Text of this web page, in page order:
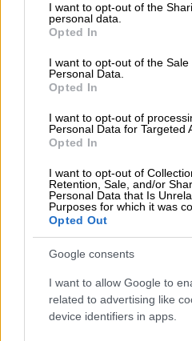
not limited to your visit or usage
grant or deny consent to
use your data for below
consent section.
I want to opt-out of the
personal data.
Opted In
I want to opt-out of the Sale
Personal Data.
Opted In
I want to opt-out of
Personal Data for Targeted
Opted In
I want to opt-out of
Retention, Sale, and/or
Personal Data that Is
Purposes for which it was
Opted Out
Google consents
I want to allow Google to
related to advertising like
device identifiers in apps.
Κόσμος|18.05.2026 23:00
Ο Τραμπ ανέβαλε
Σαουδική Αραβία και
Γνωστοποίησε πως
την «προγραμματισμένη
στρατιωτική επίθεση
Ανατολής